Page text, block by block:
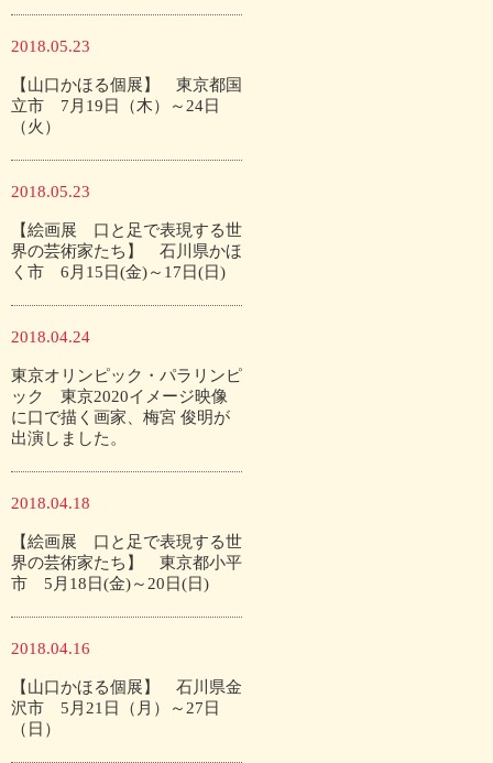
2018.05.23
【山口かほる個展】 東京都国
立市 7月19日（木）～24日
（火）
2018.05.23
【絵画展 口と足で表現する世
界の芸術家たち】 石川県かほ
く市 6月15日(金)～17日(日)
2018.04.24
東京オリンピック・パラリンピ
ック 東京2020イメージ映像
に口で描く画家、梅宮 俊明が
出演しました。
2018.04.18
【絵画展 口と足で表現する世
界の芸術家たち】 東京都小平
市 5月18日(金)～20日(日)
2018.04.16
【山口かほる個展】 石川県金
沢市 5月21日（月）～27日
（日）